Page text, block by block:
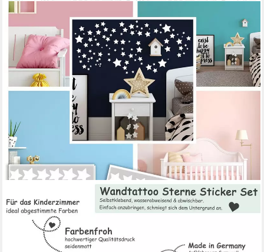
Wandtattoo Sterne Aufkleber Stars Wandsticker bunt,
Sternenhimmel Wandtattoo, konturgeschnitten
lieferbar - in 3-4 Werktagen bei dir